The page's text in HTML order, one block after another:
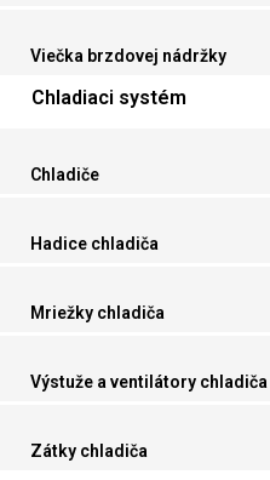
Viečka brzdovej nádržky
Chladiaci systém
Chladiče
Hadice chladiča
Mriežky chladiča
Výstuže a ventilátory chladiča
Zátky chladiča